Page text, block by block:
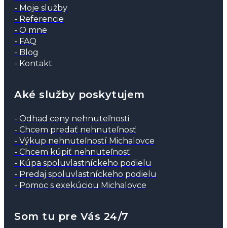
- Moje služby
- Referencie
- O mne
- FAQ
- Blog
- Kontakt
Aké služby poskytujem
- Odhad ceny nehnuteľnosti
- Chcem predať nehnuteľnosť
- Výkup nehnuteľností Michalovce
- Chcem kúpiť nehnuteľnosť
- Kúpa spoluvlastníckeho podielu
- Predaj spoluvlastníckeho podielu
- Pomoc s exekúciou Michalovce
Som tu pre Vás 24/7